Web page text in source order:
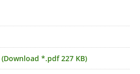
(Download *.pdf 227 KB)